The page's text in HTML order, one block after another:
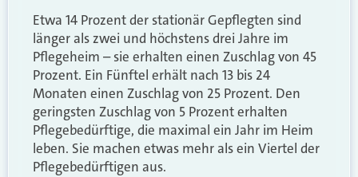
Etwa 14 Prozent der stationär Gepflegten sind
länger als zwei und höchstens drei Jahre im
Pflegeheim – sie erhalten einen Zuschlag von 45
Prozent. Ein Fünftel erhält nach 13 bis 24
Monaten einen Zuschlag von 25 Prozent. Den
geringsten Zuschlag von 5 Prozent erhalten
Pflegebedürftige, die maximal ein Jahr im Heim
leben. Sie machen etwas mehr als ein Viertel der
Pflegebedürftigen aus.